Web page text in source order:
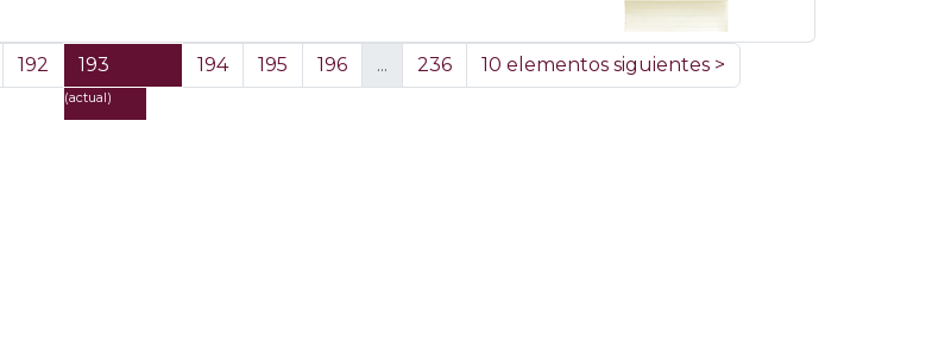
192 193
(actual)
194 195 196 ... 236 10 elementos siguientes >